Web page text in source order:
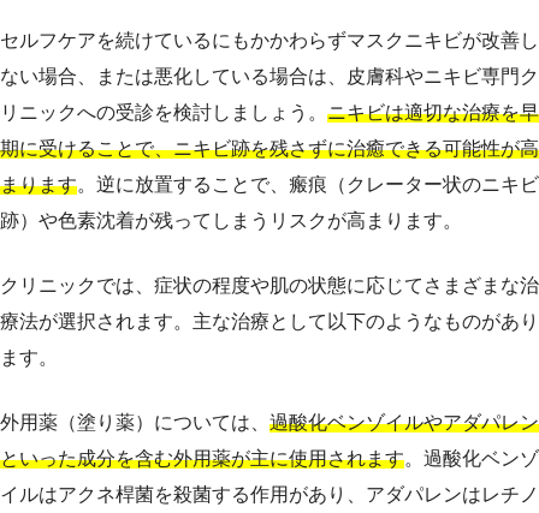
セルフケアを続けているにもかかわらずマスクニキビが改善し
ない場合、または悪化している場合は、皮膚科やニキビ専門ク
リニックへの受診を検討しましょう。 ニキビは適切な治療を早
期に受けることで、ニキビ跡を残さずに治癒できる可能性が高
まります。逆に放置することで、瘢痕（クレーター状のニキビ
跡）や色素沈着が残ってしまうリスクが高まります。
クリニックでは、症状の程度や肌の状態に応じてさまざまな治
療法が選択されます。主な治療として以下のようなものがあり
ます。
外用薬（塗り薬）については、 過酸化ベンゾイルやアダパレン
といった成分を含む外用薬が主に使用されます。過酸化ベンゾ
イルはアクネ桿菌を殺菌する作用があり、アダパレンはレチノ